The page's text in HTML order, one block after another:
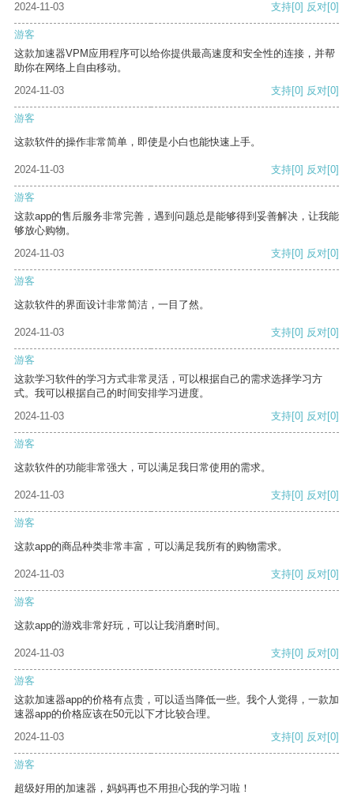
2024-11-03
支持[0] 反对[0]
游客
这款加速器VPM应用程序可以给你提供最高速度和安全性的连接，并帮
助你在网络上自由移动。
2024-11-03
支持[0] 反对[0]
游客
这款软件的操作非常简单，即使是小白也能快速上手。
2024-11-03 支持[0] 反对[0]
游客
这款app的售后服务非常完善，遇到问题总是能够得到妥善解决，让我能
够放心购物。
2024-11-03
支持[0] 反对[0]
游客
这款软件的界面设计非常简洁，一目了然。
2024-11-03 支持[0] 反对[0]
游客
这款学习软件的学习方式非常灵活，可以根据自己的需求选择学习方
式。我可以根据自己的时间安排学习进度。
2024-11-03
支持[0] 反对[0]
游客
这款软件的功能非常强大，可以满足我日常使用的需求。
2024-11-03 支持[0] 反对[0]
游客
这款app的商品种类非常丰富，可以满足我所有的购物需求。
2024-11-03 支持[0] 反对[0]
游客
这款app的游戏非常好玩，可以让我消磨时间。
2024-11-03 支持[0] 反对[0]
游客
这款加速器app的价格有点贵，可以适当降低一些。我个人觉得，一款加
速器app的价格应该在50元以下才比较合理。
2024-11-03
支持[0] 反对[0]
游客
超级好用的加速器，妈妈再也不用担心我的学习啦！